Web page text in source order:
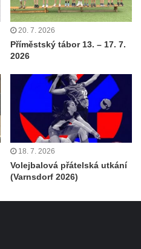
20. 7. 2026
Příměstský tábor 13. – 17. 7.
2026
18. 7. 2026
Volejbalová přátelská utkání
(Varnsdorf 2026)